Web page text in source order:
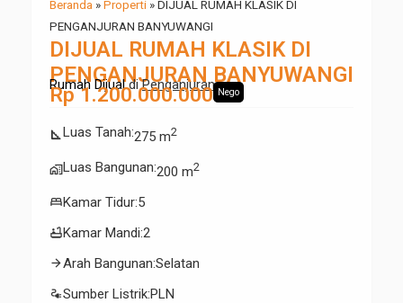
Beranda »Properti »DIJUAL RUMAH KLASIK DI
PENGANJURAN BANYUWANGI
DIJUAL RUMAH KLASIK DI
PENGANJURAN BANYUWANGI
Rumah Dijual diPenganjuran
Rp 1.200.000.000 Nego
square_footLuas Tanah:275 m2
maps_home_workLuas Bangunan:200 m2
bedKamar Tidur:5
bathtubKamar Mandi:2
arrow_forwardArah Bangunan:Selatan
electrical_servicesSumber Listrik:PLN